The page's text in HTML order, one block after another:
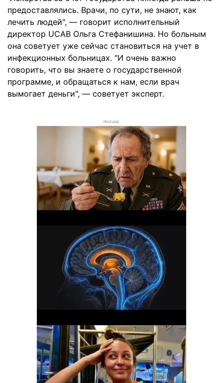
предоставлялись. Врачи, по сути, не знают, как
лечить людей", — говорит исполнительный
директор UCAB Ольга Стефанишина. Но больным
она советует уже сейчас становиться на учет в
инфекционных больницах. "И очень важно
говорить, что вы знаете о государственной
программе, и обращаться к нам, если врач
вымогает деньги", — советует эксперт.
РЕКЛАМА